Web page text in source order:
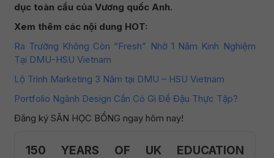
dục toàn cầu của Vương quốc Anh.
Xem thêm các nội dung HOT:
Ra Trường Không Còn “Fresh” Nhờ 1 Năm Kinh Nghiệm
Tại DMU-HSU Vietnam
Lộ Trình Marketing 3 Năm tại DMU – HSU Vietnam
Portfolio Ngành Design Cần Có Gì Để Đậu Thực Tập?
Đăng ký SĂN HỌC BỔNG ngay hôm nay!
150 YEARS OF UK EDUCATION